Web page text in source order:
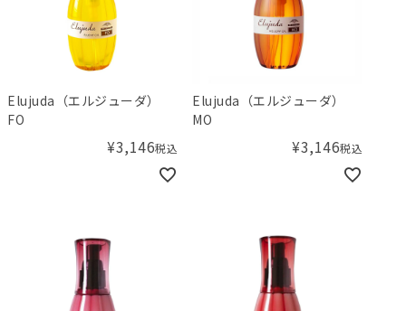
Elujuda（エルジューダ）
FO
¥3,146税込
Elujuda（エルジューダ）
MO
¥3,146税込